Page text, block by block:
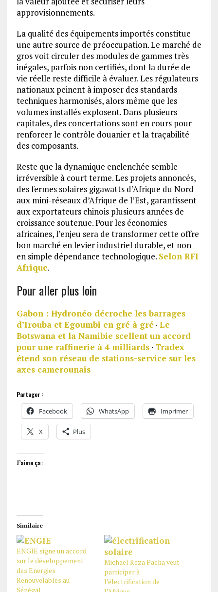
approvisionnements.
La qualité des équipements importés constitue
une autre source de préoccupation. Le marché de
gros voit circuler des modules de gammes très
inégales, parfois non certifiés, dont la durée de
vie réelle reste difficile à évaluer. Les régulateurs
nationaux peinent à imposer des standards
techniques harmonisés, alors même que les
volumes installés explosent. Dans plusieurs
capitales, des concertations sont en cours pour
renforcer le contrôle douanier et la traçabilité
des composants.
Reste que la dynamique enclenchée semble
irréversible à court terme. Les projets annoncés,
des fermes solaires gigawatts d’Afrique du Nord
aux mini-réseaux d’Afrique de l’Est, garantissent
aux exportateurs chinois plusieurs années de
croissance soutenue. Pour les économies
africaines, l’enjeu sera de transformer cette offre
bon marché en levier industriel durable, et non
en simple dépendance technologique. Selon RFI
Afrique.
Pour aller plus loin
Gabon : Hydronéo décroche les barrages
d’Irouba et Egoumbi en gré à gré· Le
Botswana et la Namibie scellent un accord
pour une raffinerie à 4 milliards· Tradex
étend son réseau de stations-service sur les
axes camerounais
Partager :
Facebook WhatsApp Imprimer
X Plus
J’aime ça :
Similaire
ENGIE signe un accord
sur le développement
des Energies
Renouvelables au
Sénégal
Michael Reza Pacha veut
participer à
l’électrification de